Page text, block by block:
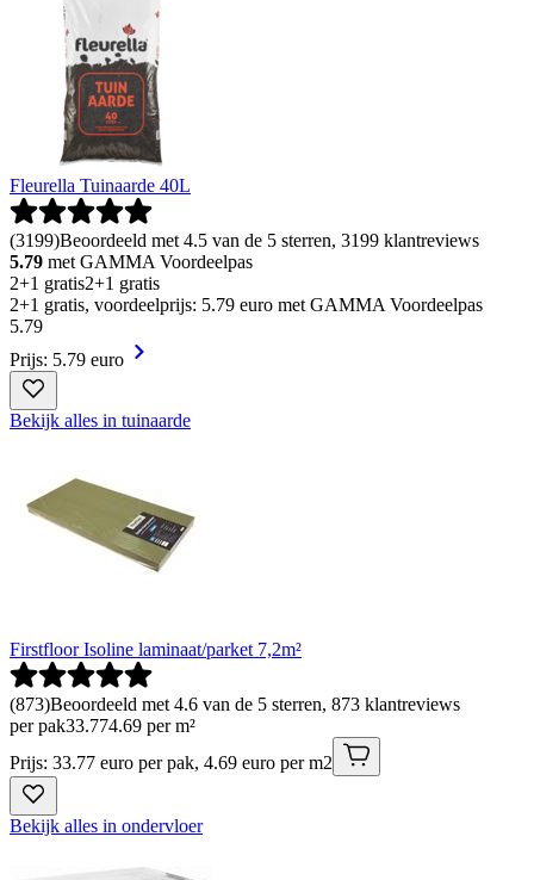
Fleurella Tuinaarde 40L
(3199)Beoordeeld met 4.5 van de 5 sterren, 3199 klantreviews
5.79 met GAMMA Voordeelpas
2+1 gratis2+1 gratis
2+1 gratis, voordeelprijs: 5.79 euro met GAMMA Voordeelpas
5.79
Prijs: 5.79 euro
Bekijk alles in tuinaarde
Firstfloor Isoline laminaat/parket 7,2m²
(873)Beoordeeld met 4.6 van de 5 sterren, 873 klantreviews
per pak33.774.69 per m²
Prijs: 33.77 euro per pak, 4.69 euro per m2
Bekijk alles in ondervloer